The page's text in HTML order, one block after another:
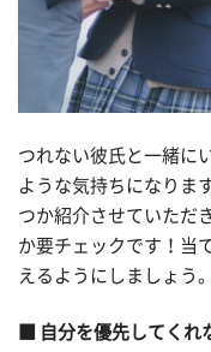
つれない彼氏と一緒に
ような気持ちになりま
つか紹介させていただ
か要チェックです！当
えるようにしましょう。
■ 自分を優先してくれ